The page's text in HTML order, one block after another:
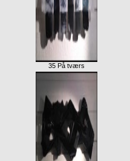
35 På tværs